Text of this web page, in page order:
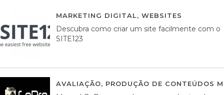
MARKETING DIGITAL, WEBSITES
Descubra como criar um site facilmente com o
SITE123
AVALIAÇÃO, PRODUÇÃO DE CONTEÚDOS